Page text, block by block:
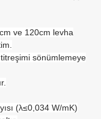
ve 120cm levha
sönümlemeye
(λ≤0,034 W/mK)